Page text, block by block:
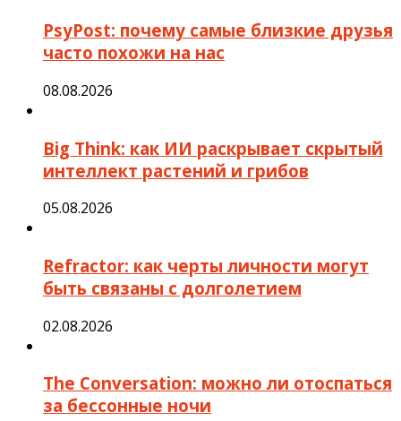
PsyPost: почему самые близкие друзья
часто похожи на нас
08.08.2026
Big Think: как ИИ раскрывает скрытый
интеллект растений и грибов
05.08.2026
Refractor: как черты личности могут
быть связаны с долголетием
02.08.2026
The Conversation: можно ли отоспаться
за бессонные ночи